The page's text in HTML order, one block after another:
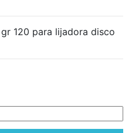
120 para lijadora disco